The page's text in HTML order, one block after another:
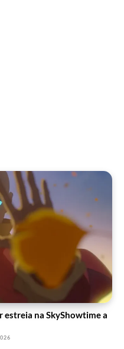
na SkyShowtime a